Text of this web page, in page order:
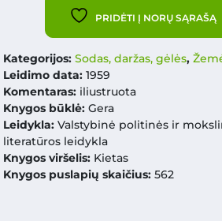
PRIDĖTI Į NORŲ SĄRAŠĄ
Kategorijos: Sodas, daržas, gėlės,
Leidimo data:1959
Komentaras: iliustruota
Knygos būklė: Gera
Leidykla:Valstybinė politinės ir
literatūros leidykla
Knygos viršelis: Kietas
Knygos puslapių skaičius: 562